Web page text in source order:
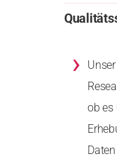
›
ob es